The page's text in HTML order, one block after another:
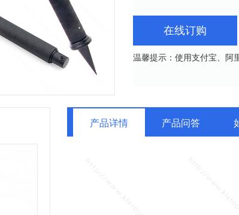
在线订购
温馨提示：使用支付宝、阿
产品详情 产品问答